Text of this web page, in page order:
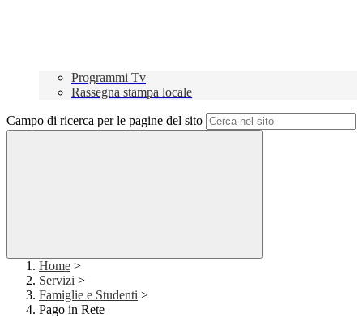
Programmi Tv
Rassegna stampa locale
Campo di ricerca per le pagine del sito
Home >
Servizi >
Famiglie e Studenti >
Pago in Rete